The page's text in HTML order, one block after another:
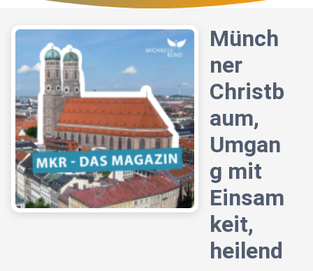
Münch
ner
Christb
aum,
Umgan
g mit
Einsam
keit,
heilend